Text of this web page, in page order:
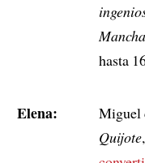
Mancha
hasta
Elena:
Miguel
Quijote